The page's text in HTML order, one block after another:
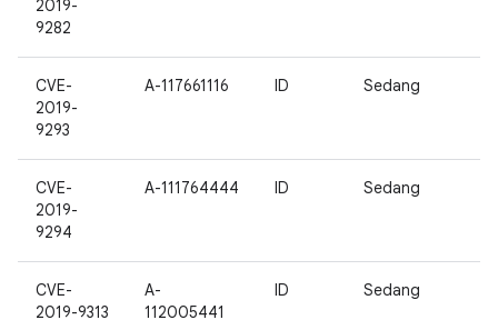
2019-
9282
CVE-
2019-
9293
A-117661116 ID Sedang
CVE-
2019-
9294
A-111764444 ID Sedang
CVE-
2019-9313
A-
112005441
ID Sedang